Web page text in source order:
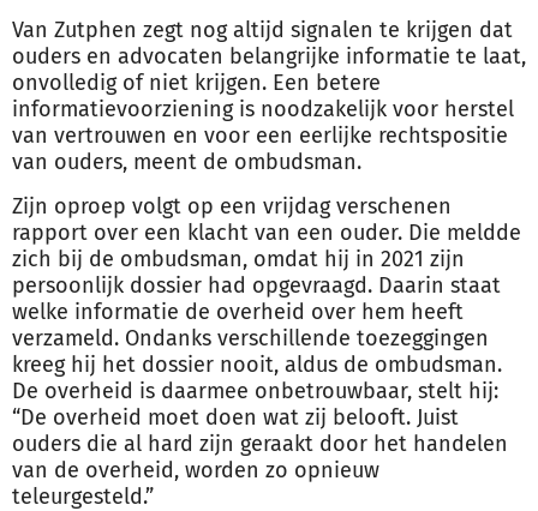
Van Zutphen zegt nog altijd signalen te krijgen dat
ouders en advocaten belangrijke informatie te laat,
onvolledig of niet krijgen. Een betere
informatievoorziening is noodzakelijk voor herstel
van vertrouwen en voor een eerlijke rechtspositie
van ouders, meent de ombudsman.
Zijn oproep volgt op een vrijdag verschenen
rapport over een klacht van een ouder. Die meldde
zich bij de ombudsman, omdat hij in 2021 zijn
persoonlijk dossier had opgevraagd. Daarin staat
welke informatie de overheid over hem heeft
verzameld. Ondanks verschillende toezeggingen
kreeg hij het dossier nooit, aldus de ombudsman.
De overheid is daarmee onbetrouwbaar, stelt hij:
“De overheid moet doen wat zij belooft. Juist
ouders die al hard zijn geraakt door het handelen
van de overheid, worden zo opnieuw
teleurgesteld.”